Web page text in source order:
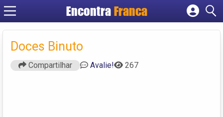
Encontra Franca
Cadastrar empresa
Doces Binuto
Compartilhar Avalie! 267